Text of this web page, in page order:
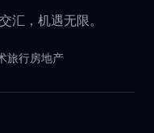
汇，机遇无限。
旅行房地产